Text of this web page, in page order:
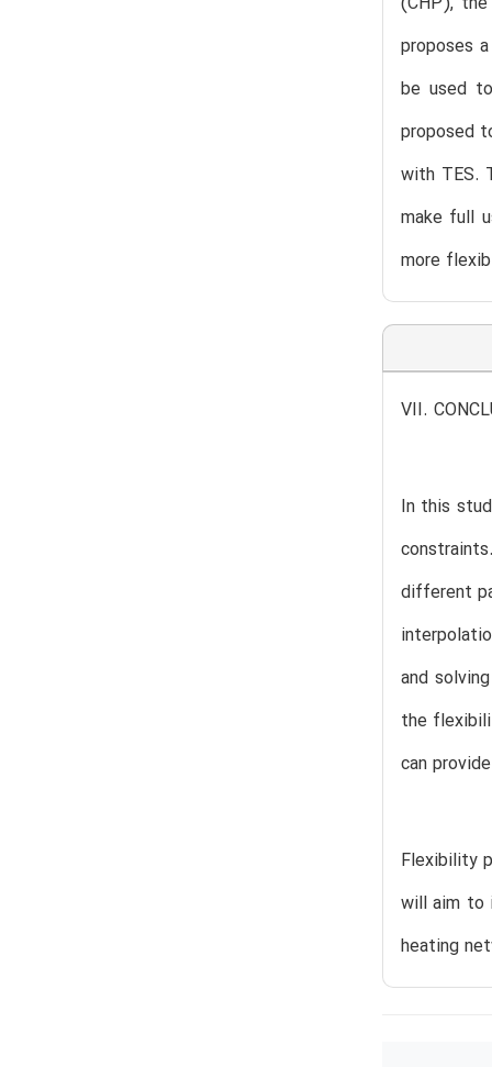
proposes
be used
proposed
with TES.
make full
more
VII.
In this
different
and
the
can
Flexibility
will aim to
heating